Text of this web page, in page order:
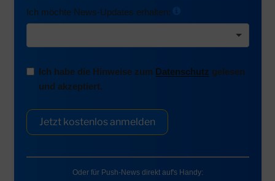
Ich möchte News-Updates erhalten:
Ich habe die Hinweise zum Datenschutz gelesen
und akzeptiert.
Jetzt kostenlos anmelden
Oder für Push-News direkt auf's Handy: